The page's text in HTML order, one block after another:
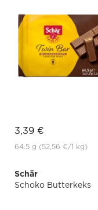
3,39 €
64.5 g (52,56 €/1 kg)
Schär
Schoko Butterkeks